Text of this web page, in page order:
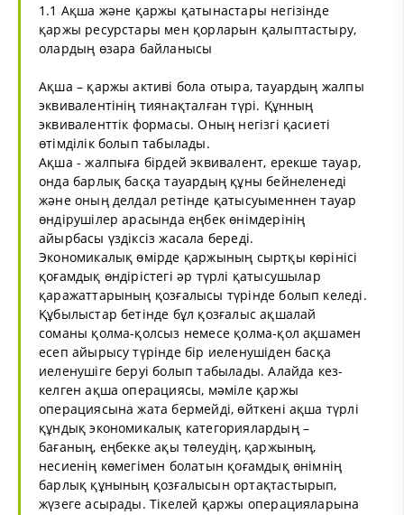
1.1 Ақша және қаржы қатынастары негізінде
қаржы ресурстары мен қорларын қалыптастыру,
олардың өзара байланысы
Ақша – қаржы активi бола отыра, тауардың жалпы
эквивалентiнiң тиянақталған түрi. Құнның
эквиваленттiк формасы. Оның негiзгi қасиетi
өтiмдiлiк болып табылады.
Ақша - жалпыға бiрдей эквивалент, ерекше тауар,
онда барлық басқа тауардың құны бейнеленедi
және оның делдал ретiнде қатысуыменнен тауар
өндiрушiлер арасында еңбек өнiмдерiнiң
айырбасы үздiксiз жасала бередi.
Экономикалық өмірде қаржының сыртқы көрінісі
қоғамдық өндірістегі әр түрлі қатысушылар
қаражаттарының қозғалысы түрінде болып келеді.
Құбылыстар бетінде бұл қозғалыс ақшалай
соманы қолма-қолсыз немесе қолма-қол ақшамен
есеп айырысу түрінде бір иеленушіден басқа
иеленушіге беруі болып табылады. Алайда кез-
келген ақша операциясы, мәміле қаржы
операциясына жата бермейді, өйткені ақша түрлі
құндық экономикалық категориялардың –
бағаның, еңбекке ақы төлеудің, қаржының,
несиенің көмегімен болатын қоғамдық өнімнің
барлық құнының қозғалысын ортақтастырып,
жүзеге асырады. Тікелей қаржы операцияларына